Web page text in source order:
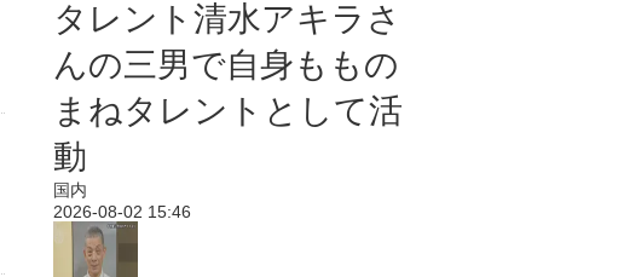
タレント清水アキラさ
んの三男で自身ももの
まねタレントとして活
動
国内
2026-08-02 15:46